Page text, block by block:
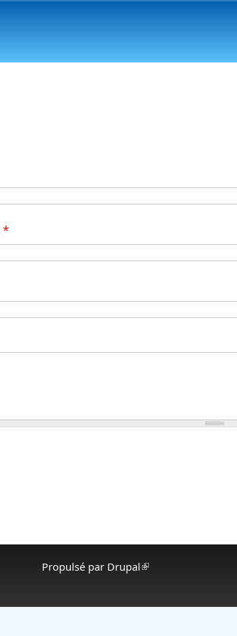
*
Propulsé par Drupal(le lien est externe)